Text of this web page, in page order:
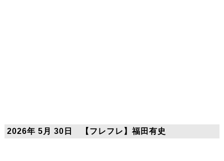
2026年 5月 30日 【フレフレ】福田有史